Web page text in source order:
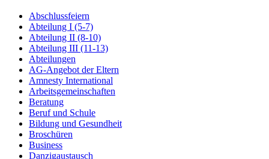
Abschlussfeiern
Abteilung I (5-7)
Abteilung II (8-10)
Abteilung III (11-13)
Abteilungen
AG-Angebot der Eltern
Amnesty International
Arbeitsgemeinschaften
Beratung
Beruf und Schule
Bildung und Gesundheit
Broschüren
Business
Danzigaustausch